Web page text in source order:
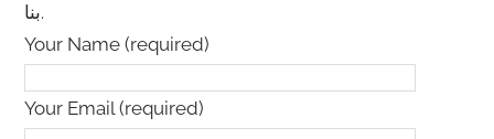
بنا.
Your Name (required)
Your Email (required)